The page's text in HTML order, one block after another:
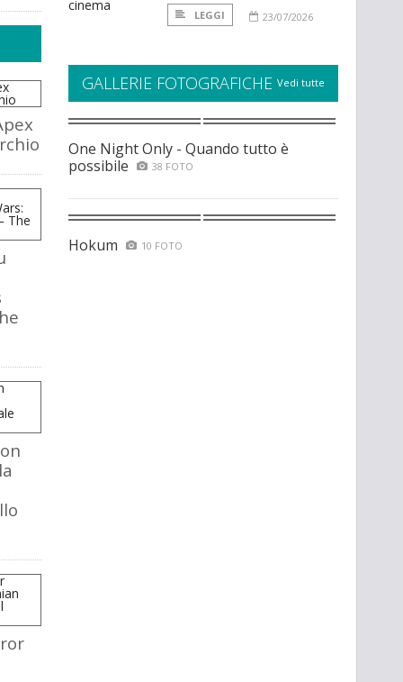
LEGGI 23/07/2026
GALLERIE FOTOGRAFICHE Vedi tutte
One Night Only - Quando tutto è
possibile
38 FOTO
Hokum 10 FOTO